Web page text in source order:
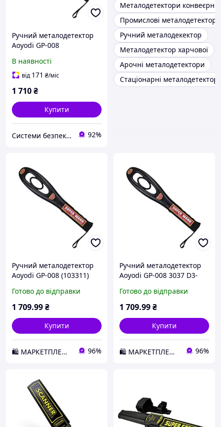
Ручний металодетектор
Aoyodi GP-008
В наявності
від 171 ₴/міс
1 710₴
Купити
Системи безпеки Айгвард 92%
Металодетектори конвеєрні
Промислові металодетектори
Ручний металодекектор
Металодетектор харчової
Арочні металодетектори
Стаціонарні
Ручний металодетектор
Aoyodi GP-008 (103311)
Готово до відправки
1 709.99₴
Купити
🛍️ МАРКЕТПЛЕЙС DMD 96%
Ручний металодетектор
Aoyodi GP-008 3037 D3-
Готово до відправки
1 709.99₴
Купити
🛍️ МАРКЕТПЛЕЙС DMD 96%